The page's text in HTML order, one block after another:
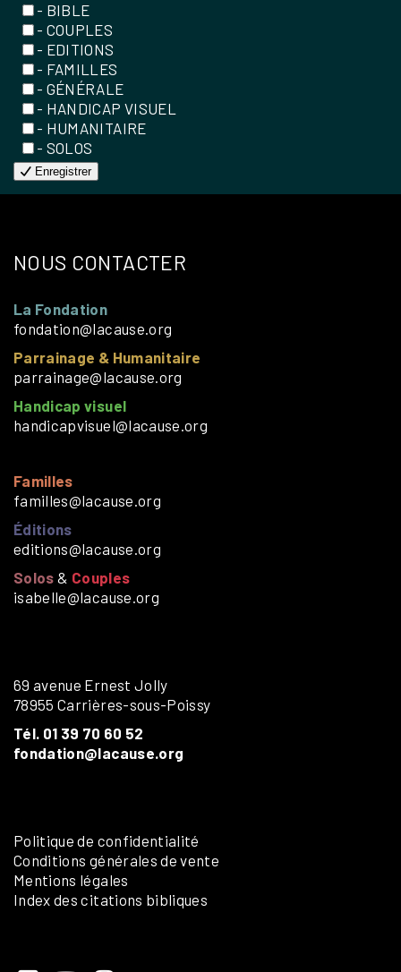
- BIBLE
- COUPLES
- EDITIONS
- FAMILLES
- GÉNÉRALE
- HANDICAP VISUEL
- HUMANITAIRE
- SOLOS
Enregistrer
NOUS CONTACTER
La Fondation
fondation@lacause.org
Parrainage & Humanitaire
parrainage@lacause.org
Handicap visuel
handicapvisuel@lacause.org
Familles
familles@lacause.org
Éditions
editions@lacause.org
Solos & Couples
isabelle@lacause.org
69 avenue Ernest Jolly
78955 Carrières-sous-Poissy
Tél. 01 39 70 60 52
fondation@lacause.org
Politique de confidentialité
Conditions générales de vente
Mentions légales
Index des citations bibliques